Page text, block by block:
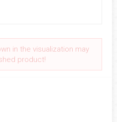
in the visualization may
product!